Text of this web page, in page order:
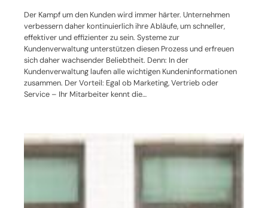
Der Kampf um den Kunden wird immer härter. Unternehmen
verbessern daher kontinuierlich ihre Abläufe, um schneller,
effektiver und effizienter zu sein. Systeme zur
Kundenverwaltung unterstützen diesen Prozess und erfreuen
sich daher wachsender Beliebtheit. Denn: In der
Kundenverwaltung laufen alle wichtigen Kundeninformationen
zusammen. Der Vorteil: Egal ob Marketing, Vertrieb oder
Service – Ihr Mitarbeiter kennt die…
Self-Service-Portal
Veranstaltungssoftware
Verbandssoftware